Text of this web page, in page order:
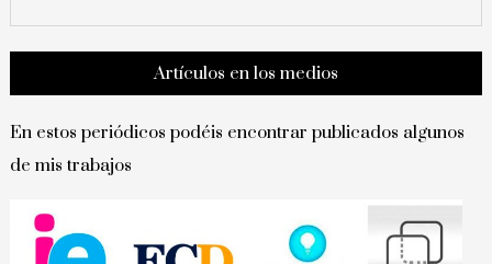
Artículos en los medios
En estos periódicos podéis encontrar publicados algunos
de mis trabajos